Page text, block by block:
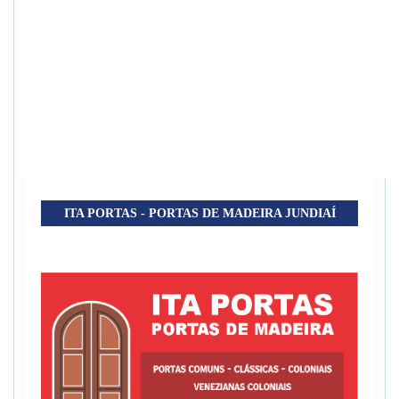
ITA PORTAS - PORTAS DE MADEIRA JUNDIAÍ